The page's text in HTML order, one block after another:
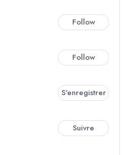
Follow
Follow
S'enregistrer
Suivre